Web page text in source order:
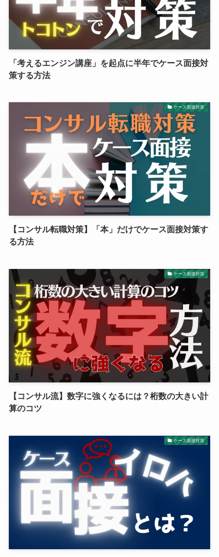
「考えるエンジン講座」を起点に半年でケース面接対
策する方法
ケース面接対策
【コンサル転職対策】「本」だけでケース面接対策す
る方法
ケース面接対策
【コンサル流】数字に強くなるには？桁数の大きい計
算のコツ
ケース面接対策